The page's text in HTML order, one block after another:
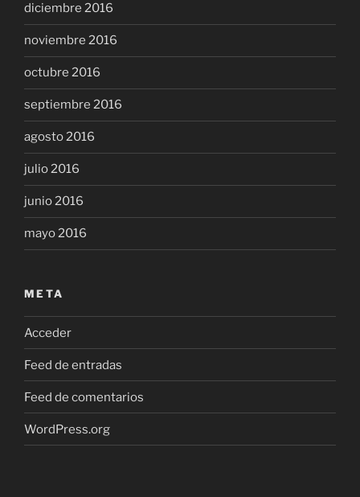
diciembre 2016
noviembre 2016
octubre 2016
septiembre 2016
agosto 2016
julio 2016
junio 2016
mayo 2016
META
Acceder
Feed de entradas
Feed de comentarios
WordPress.org